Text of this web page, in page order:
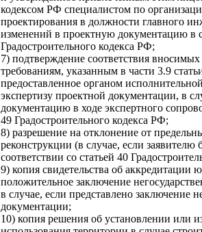
кодексом РФ специалистом по
проектирования в должности главного
изменений в проектную документацию в
Градостроительного кодекса РФ;
7) подтверждение соответствия
требованиям, указанным в части 3.9
предоставленное органом
экспертизу проектной документации, в
документацию в ходе экспертного
49 Градостроительного кодекса РФ;
8) разрешение на отклонение от
реконструкции (в случае, если заявителю
соответствии со статьей 40
9) копия свидетельства об аккредитации
положительное заключение
в случае, если представлено заключение
документации;
10) копия решения об установлении или